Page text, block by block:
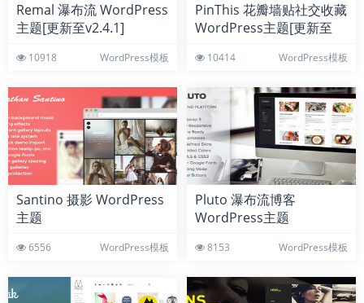
Remal 瀑布流 WordPress
主题[更新至v2.4.1]
10918 WordPress模板
PinThis 花瓣墙贴社交收藏
WordPress主题[更新至
10414 WordPress模板
Santino 摄影 WordPress
主题
6556 WordPress模板
Pluto 瀑布流博客
WordPress主题
8153 WordPress模板